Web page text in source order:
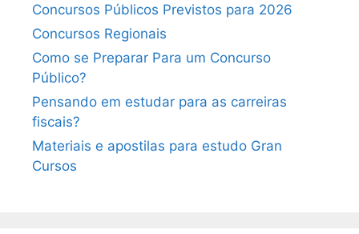
Concursos Públicos Previstos para 2026
Concursos Regionais
Como se Preparar Para um Concurso
Público?
Pensando em estudar para as carreiras
fiscais?
Materiais e apostilas para estudo Gran
Cursos